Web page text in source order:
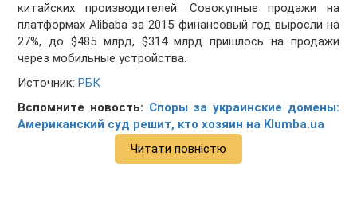
китайских производителей. Совокупные продажи на
платформах Alibaba за 2015 финансовый год выросли на
27%, до $485 млрд, $314 млрд пришлось на продажи
через мобильные устройства.
Источник:РБК
Вспомните новость: Споры за украинские домены:
Американский суд решит, кто хозяин на Klumba.ua
Читати повністю